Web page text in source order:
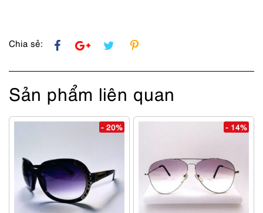
Chia sẻ:
Sản phẩm liên quan
- 20% - 14%